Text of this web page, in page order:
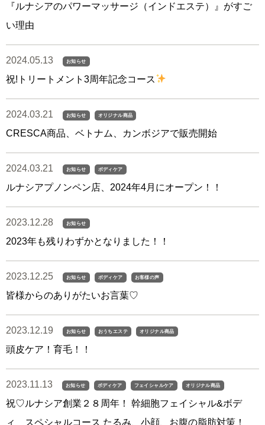
『ルナシアのパワーマッサージ（インドエステ）』がすご
い理由
2024.05.13 お知らせ
祝!トリートメント3周年記念コース
2024.03.21 お知らせ オリジナル商品
CRESCA商品、ベトナム、カンボジアで販売開始
2024.03.21 お知らせ ボディケア
ルナシアプノンペン店、2024年4月にオープン！！
2023.12.28 お知らせ
2023年も残りわずかとなりました！！
2023.12.25 お知らせ ボディケア お客様の声
皆様からのありがたいお言葉♡
2023.12.19 お知らせ おうちエステ オリジナル商品
頭皮ケア！育毛！！
2023.11.13 お知らせ ボディケア フェイシャルケア オリジナル商品
祝♡ルナシア創業２８周年！ 幹細胞フェイシャル&ボデ
ィ スペシャルコース たるみ、小顔、お腹の脂肪対策！